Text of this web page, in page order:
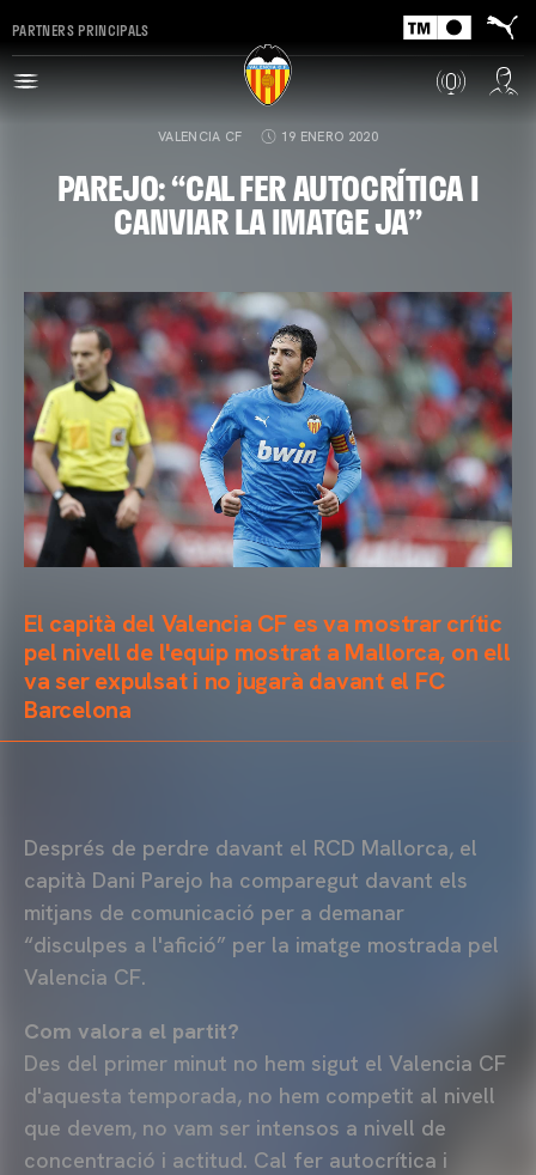
PARTNERS PRINCIPALS
VALENCIA CF 19 ENERO 2020
PAREJO: “CAL FER AUTOCRÍTICA I
CANVIAR LA IMATGE JA”
El capità del Valencia CF es va mostrar crític
pel nivell de l'equip mostrat a Mallorca, on ell
va ser expulsat i no jugarà davant el FC
Barcelona
Després de perdre davant el RCD Mallorca, el
capità Dani Parejo ha comparegut davant els
mitjans de comunicació per a demanar
“disculpes a l'afició” per la imatge mostrada pel
Valencia CF.
Com valora el partit?
Des del primer minut no hem sigut el Valencia CF
d'aquesta temporada, no hem competit al nivell
que devem, no vam ser intensos a nivell de
concentració i actitud. Cal fer autocrítica i